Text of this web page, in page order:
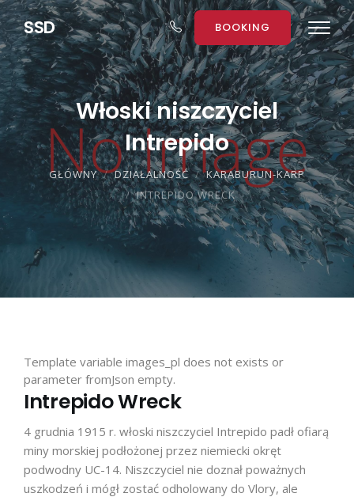
SSD BOOKING
Włoski niszczyciel
Intrepido
GŁÓWNY DZIAŁALNOŚĆ
KARABURUN-KARP
INTREPIDO WRECK
Template variable images_pl does not exists or
parameter fromJson empty.
Intrepido Wreck
4 grudnia 1915 r. włoski niszczyciel Intrepido padł ofiarą
miny morskiej podłożonej przez niemiecki okręt
podwodny UC-14. Niszczyciel nie doznał poważnych
uszkodzeń i mógł zostać odholowany do Vlory, ale